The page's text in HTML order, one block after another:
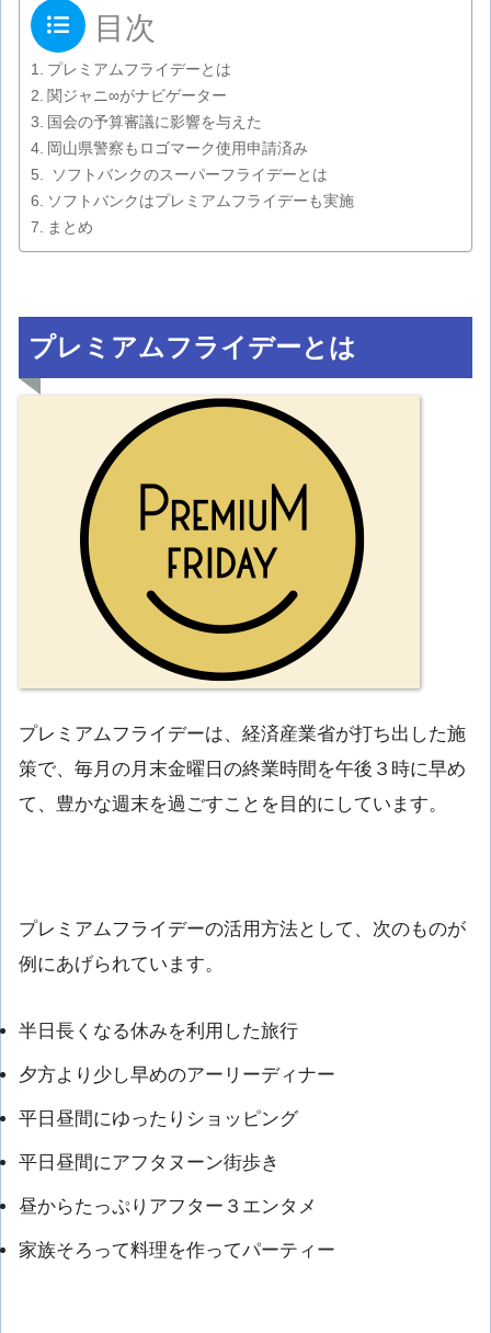
目次
プレミアムフライデーとは
関ジャニ∞がナビゲーター
国会の予算審議に影響を与えた
岡山県警察もロゴマーク使用申請済み
ソフトバンクのスーパーフライデーとは
ソフトバンクはプレミアムフライデーも実施
まとめ
プレミアムフライデーとは
プレミアムフライデーは、経済産業省が打ち出した施
策で、毎月の月末金曜日の終業時間を午後３時に早め
て、豊かな週末を過ごすことを目的にしています。
プレミアムフライデーの活用方法として、次のものが
例にあげられています。
半日長くなる休みを利用した旅行
夕方より少し早めのアーリーディナー
平日昼間にゆったりショッピング
平日昼間にアフタヌーン街歩き
昼からたっぷりアフター３エンタメ
家族そろって料理を作ってパーティー